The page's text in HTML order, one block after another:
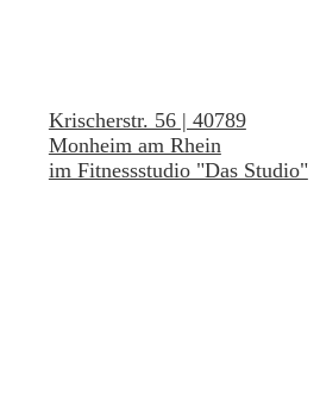
Krischerstr. 56 | 40789
Monheim am Rhein
im Fitnessstudio "Das Studio"